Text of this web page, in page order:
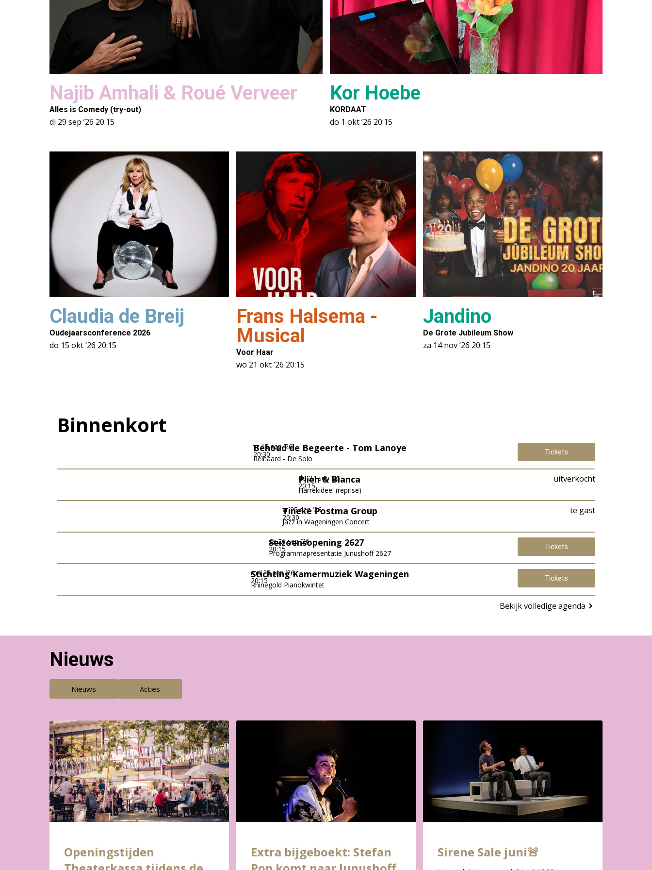
Najib Amhali & Roué Verveer
Alles is Comedy (try-out)
di 29 sep ’26 20:15
Kor Hoebe
KORDAAT
do 1 okt ’26 20:15
Claudia de Breij
Oudejaarsconference 2026
do 15 okt ’26 20:15
Frans Halsema -
Musical
Voor Haar
wo 21 okt ’26 20:15
Jandino
De Grote Jubileum Show
za 14 nov ’26 20:15
Binnenkort
vr 18 sep ’26
20:30
Behoud de Begeerte - Tom Lanoye
Reinaard - De Solo
Tickets
do 24 sep ’26
20:15
Plien & Bianca
Harrekidee! (reprise)
uitverkocht
vr 25 sep ’26
20:30
Tineke Postma Group
Jazz in Wageningen Concert
te gast
za 26 sep ’26
20:15
Seizoensopening 2627
Programmapresentatie Junushoff 2627
Tickets
ma 28 sep ’26
20:15
Stichting Kamermuziek Wageningen
Rhinegold Pianokwintet
Tickets
Bekijk volledige agenda
Nieuws
Nieuws Acties
Openingstijden
Extra bijgeboekt: Stefan
Sirene Sale juni🚨